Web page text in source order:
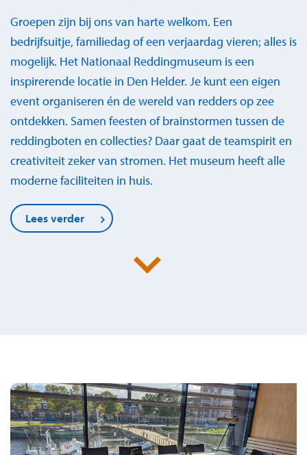
Groepen zijn bij ons van harte welkom. Een
bedrijfsuitje, familiedag of een verjaardag vieren; alles is
mogelijk. Het Nationaal Reddingmuseum is een
inspirerende locatie in Den Helder. Je kunt een eigen
event organiseren én de wereld van redders op zee
ontdekken. Samen feesten of brainstormen tussen de
reddingboten en collecties? Daar gaat de teamspirit en
creativiteit zeker van stromen. Het museum heeft alle
moderne faciliteiten in huis.
Lees verder